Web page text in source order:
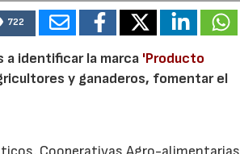
722
a identificar la marca 'Producto
y ganaderos, fomentar el